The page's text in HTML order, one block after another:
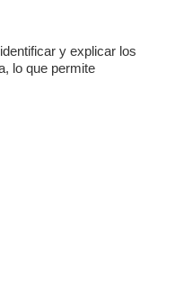
y explicar los
lo que permite